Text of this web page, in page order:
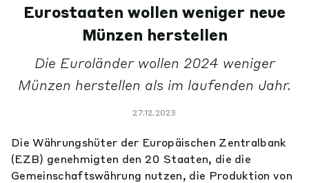
Eurostaaten wollen weniger neue
Münzen herstellen
Die Euroländer wollen 2024 weniger
Münzen herstellen als im laufenden Jahr.
27.12.2023
Die Währungshüter der Europäischen Zentralbank
(EZB) genehmigten den 20 Staaten, die die
Gemeinschaftswährung nutzen, die Produktion von